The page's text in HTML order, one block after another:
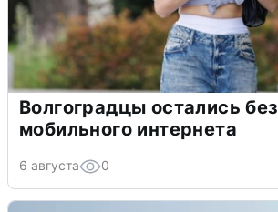
Волгоградцы остались без
мобильного интернета
6 августа 0